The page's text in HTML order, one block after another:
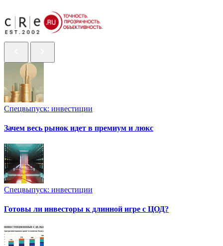
Спецвыпуск: инвестиции
Зачем весь рынок идет в премиум и люкс
Спецвыпуск: инвестиции
Готовы ли инвесторы к длинной игре с ЦОД?